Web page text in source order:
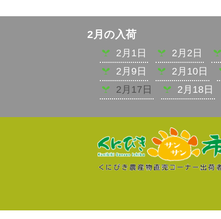
2月の入荷
2月1日 2月2日
2月9日
2月10日
2月17日
2月18日